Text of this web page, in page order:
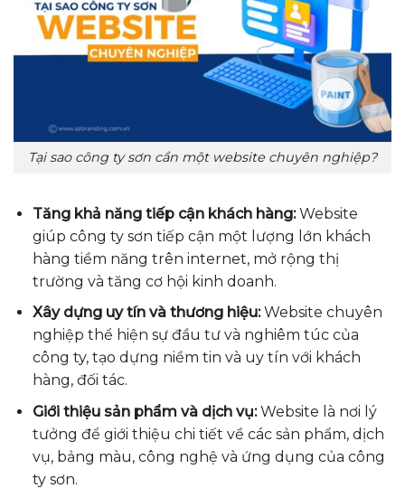
Tại sao công ty sơn cần một website chuyên nghiệp?
Tăng khả năng tiếp cận khách hàng:Website
giúp công ty sơn tiếp cận một lượng lớn khách
hàng tiềm năng trên internet, mở rộng thị
trường và tăng cơ hội kinh doanh.
Xây dựng uy tín và thương hiệu:Website chuyên
nghiệp thể hiện sự đầu tư và nghiêm túc của
công ty, tạo dựng niềm tin và uy tín với khách
hàng, đối tác.
Giới thiệu sản phẩm và dịch vụ:Website là nơi lý
tưởng để giới thiệu chi tiết về các sản phẩm, dịch
vụ, bảng màu, công nghệ và ứng dụng của công
ty sơn.